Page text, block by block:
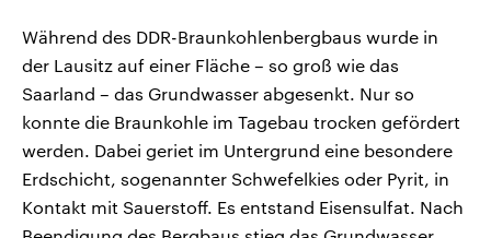
Während des DDR-Braunkohlenbergbaus wurde in
der Lausitz auf einer Fläche – so groß wie das
Saarland – das Grundwasser abgesenkt. Nur so
konnte die Braunkohle im Tagebau trocken gefördert
werden. Dabei geriet im Untergrund eine besondere
Erdschicht, sogenannter Schwefelkies oder Pyrit, in
Kontakt mit Sauerstoff. Es entstand Eisensulfat. Nach